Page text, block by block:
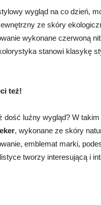
wygląd na co dzień,
ze skóry
wykonane czerwoną
stanowi klasykę
też!
dość luźny wygląd? W
, wykonane ze skóry
emblemat marki,
tworzy interesującą i